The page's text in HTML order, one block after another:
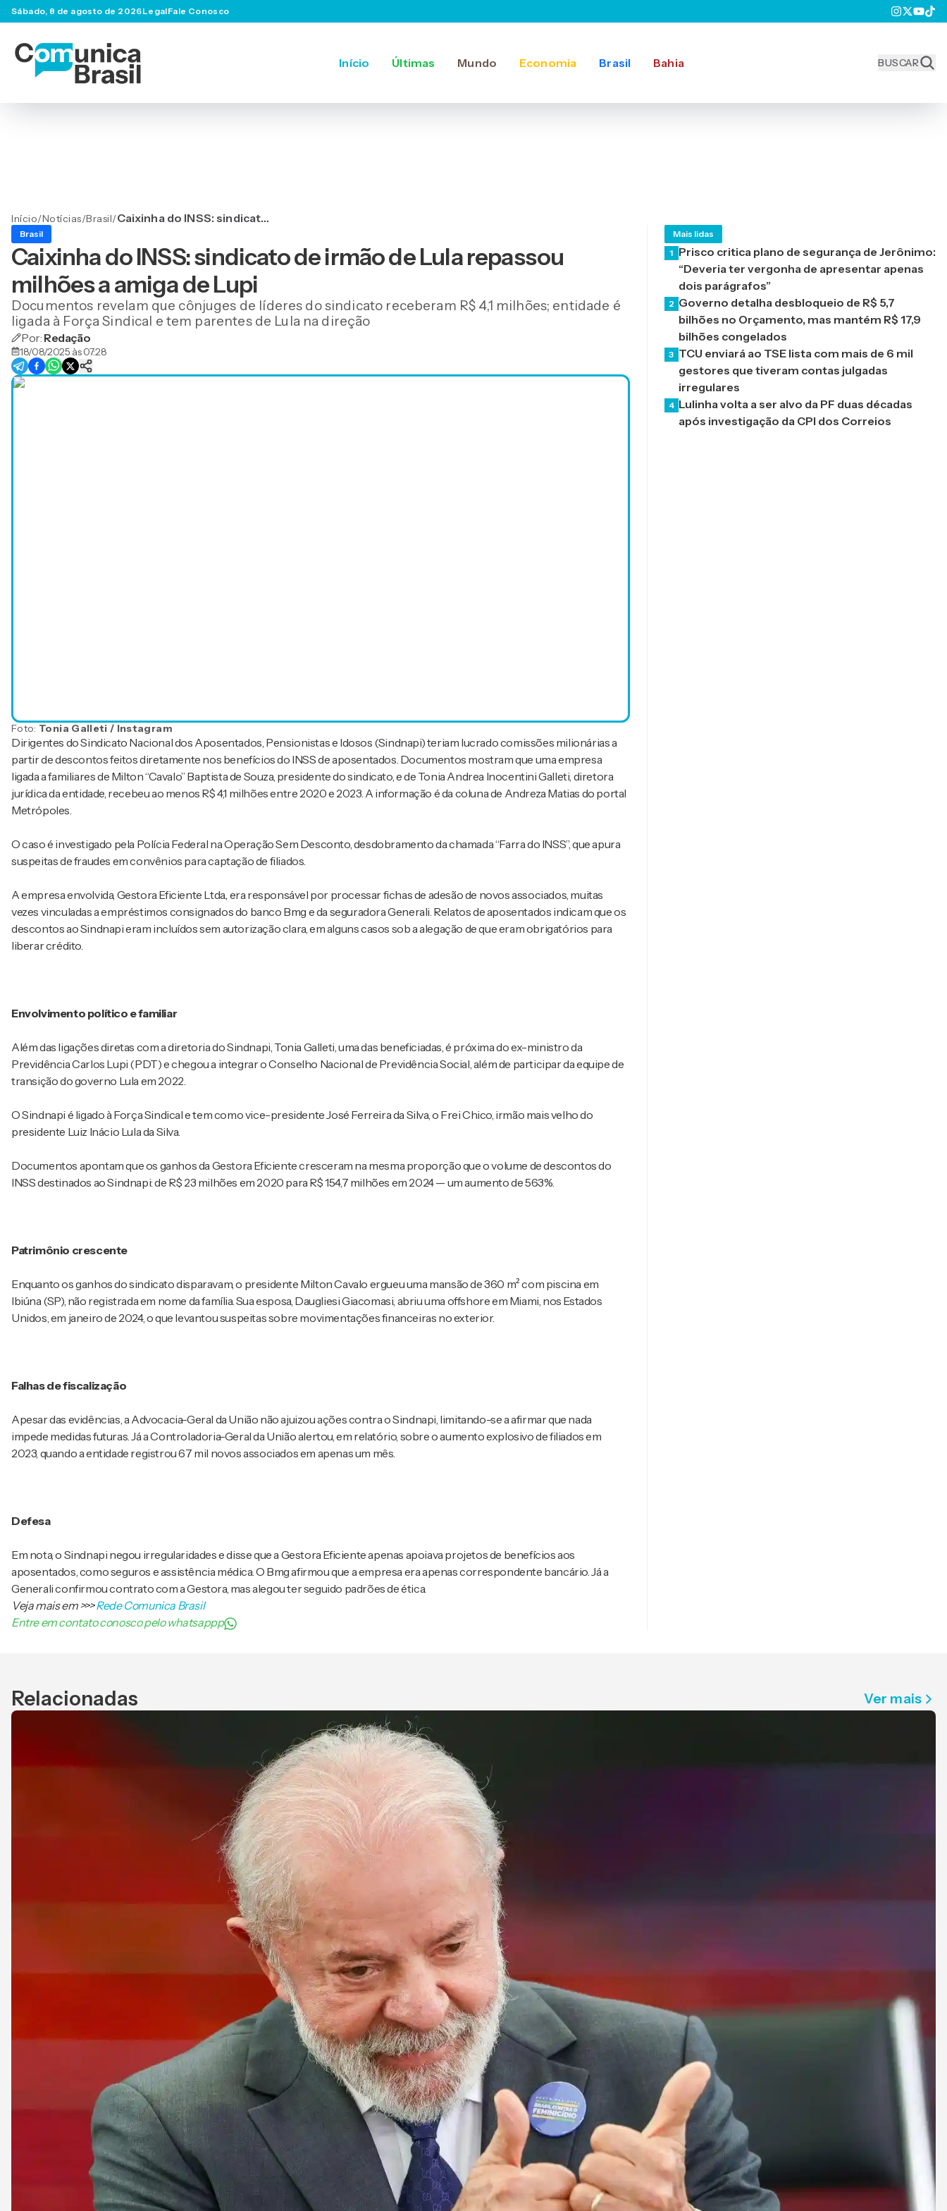
Sábado, 8 de agosto de 2026LegalFale Conosco
Início Últimas Mundo Economia Brasil Bahia BUSCAR
Início/Notícias/Brasil/Caixinha do INSS: sindicato
milhões a amiga de Lupi
Brasil
Caixinha do INSS: sindicato de irmão de Lula repassou
milhões a amiga de Lupi
Documentos revelam que cônjuges de líderes do sindicato receberam R$ 4,1 milhões; entidade é
ligada à Força Sindical e tem parentes de Lula na direção
Por: Redação
18/08/2025 às 07:28
Foto: Tonia Galleti / Instagram
Dirigentes do Sindicato Nacional dos Aposentados, Pensionistas e Idosos (Sindnapi) teriam lucrado comissões milionárias a
partir de descontos feitos diretamente nos benefícios do INSS de aposentados. Documentos mostram que uma empresa
ligada a familiares de Milton “Cavalo” Baptista de Souza, presidente do sindicato, e de Tonia Andrea Inocentini Galleti, diretora
jurídica da entidade, recebeu ao menos R$ 4,1 milhões entre 2020 e 2023. A informação é da coluna de Andreza Matias do portal
Metrópoles.
O caso é investigado pela Polícia Federal na Operação Sem Desconto, desdobramento da chamada “Farra do INSS”, que apura
suspeitas de fraudes em convênios para captação de filiados.
A empresa envolvida, Gestora Eficiente Ltda., era responsável por processar fichas de adesão de novos associados, muitas
vezes vinculadas a empréstimos consignados do banco Bmg e da seguradora Generali. Relatos de aposentados indicam que os
descontos ao Sindnapi eram incluídos sem autorização clara, em alguns casos sob a alegação de que eram obrigatórios para
liberar crédito.
Envolvimento político e familiar
Além das ligações diretas com a diretoria do Sindnapi, Tonia Galleti, uma das beneficiadas, é próxima do ex-ministro da
Previdência Carlos Lupi (PDT) e chegou a integrar o Conselho Nacional de Previdência Social, além de participar da equipe de
transição do governo Lula em 2022.
O Sindnapi é ligado à Força Sindical e tem como vice-presidente José Ferreira da Silva, o Frei Chico, irmão mais velho do
presidente Luiz Inácio Lula da Silva.
Documentos apontam que os ganhos da Gestora Eficiente cresceram na mesma proporção que o volume de descontos do
INSS destinados ao Sindnapi: de R$ 23 milhões em 2020 para R$ 154,7 milhões em 2024 — um aumento de 563%.
Patrimônio crescente
Enquanto os ganhos do sindicato disparavam, o presidente Milton Cavalo ergueu uma mansão de 360 m² com piscina em
Ibiúna (SP), não registrada em nome da família. Sua esposa, Daugliesi Giacomasi, abriu uma offshore em Miami, nos Estados
Unidos, em janeiro de 2024, o que levantou suspeitas sobre movimentações financeiras no exterior.
Falhas de fiscalização
Apesar das evidências, a Advocacia-Geral da União não ajuizou ações contra o Sindnapi, limitando-se a afirmar que nada
impede medidas futuras. Já a Controladoria-Geral da União alertou, em relatório, sobre o aumento explosivo de filiados em
2023, quando a entidade registrou 67 mil novos associados em apenas um mês.
Defesa
Em nota, o Sindnapi negou irregularidades e disse que a Gestora Eficiente apenas apoiava projetos de benefícios aos
aposentados, como seguros e assistência médica. O Bmg afirmou que a empresa era apenas correspondente bancário. Já a
Generali confirmou contrato com a Gestora, mas alegou ter seguido padrões de ética.
Veja mais em>>>Rede Comunica Brasil
Entre em contato conosco pelo whatsappp
Mais lidas
1 Prisco critica plano de segurança de Jerônimo:
“Deveria ter vergonha de apresentar apenas
dois parágrafos”
2 Governo detalha desbloqueio de R$ 5,7
bilhões no Orçamento, mas mantém R$ 17,9
bilhões congelados
3 TCU enviará ao TSE lista com mais de 6 mil
gestores que tiveram contas julgadas
irregulares
4 Lulinha volta a ser alvo da PF duas décadas
após investigação da CPI dos Correios
Relacionadas Ver mais